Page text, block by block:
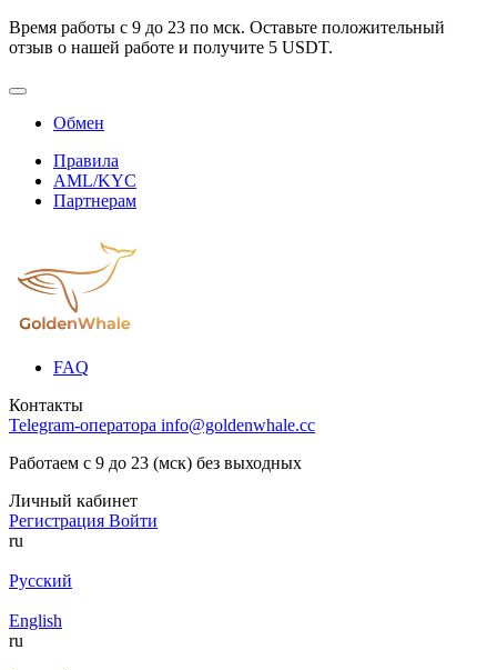
Время работы с 9 до 23 по мск. Оставьте положительный
отзыв о нашей работе и получите 5 USDT.
Обмен
Правила
AML/KYC
Партнерам
FAQ
Контакты
Telegram-оператора info@goldenwhale.cc
Работаем с 9 до 23 (мск) без выходных
Личный кабинет
Регистрация Войти
ru
Русский
English
ru